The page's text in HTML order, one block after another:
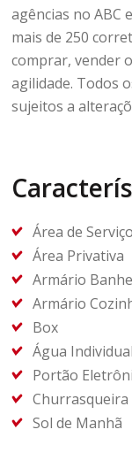
agências no ABC
mais de 250
comprar, vender
agilidade. Todos
sujeitos a
Área de Serviço
Área Privativa
Armário
Armário
Box
Água Individual
Portão
Churrasqueira
Sol de Manhã